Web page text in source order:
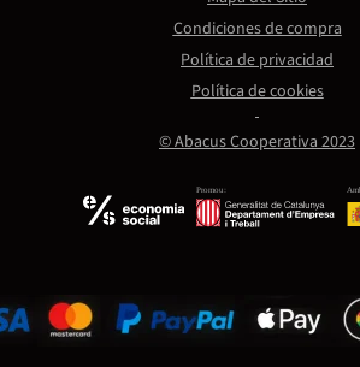
Promou:
© Abacus Cooperativa 2023
Condiciones de compra
Política de privacidad
Política de cookies